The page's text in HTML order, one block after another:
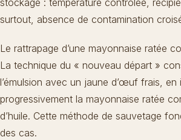
stockage : température contrôlée,
surtout, absence de contamination
Le rattrapage d’une mayonnaise ratée
La technique du « nouveau départ »
l’émulsion avec un jaune d’œuf frais, en
progressivement la mayonnaise ratée
d’huile. Cette méthode de sauvetage
des cas.